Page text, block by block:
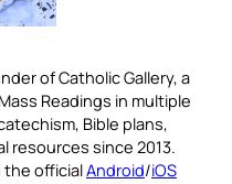
of Catholic Gallery, a
Readings in multiple
Bible plans,
resources since 2013.
the officialAndroid/iOS